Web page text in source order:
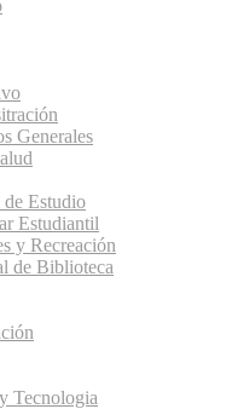
Generales
Estudio
Estudiantil
y Recreación
de Biblioteca
Tecnologia